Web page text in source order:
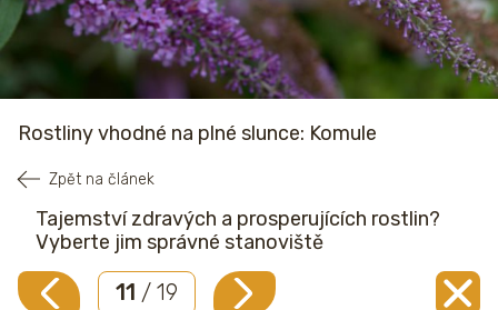
Rostliny vhodné na plné slunce: Komule
Zpět na článek
Tajemství zdravých a prosperujících rostlin?
Vyberte jim správné stanoviště
11 / 19